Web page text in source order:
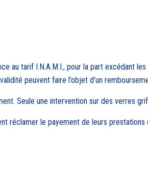
au tarif I.N.A.M.I., pour la part excédant
peuvent faire l’objet d’un
Seule une intervention sur des verres
réclamer le payement de leurs